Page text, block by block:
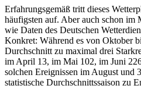
Erfahrungsgemäß tritt dieses
häufigsten auf. Aber auch schon im
wie Daten des Deutschen
Konkret: Während es von Oktober
Durchschnitt zu maximal drei
im April 13, im Mai 102, im Juni
solchen Ereignissen im August und
statistische Durchschnittssaison zu